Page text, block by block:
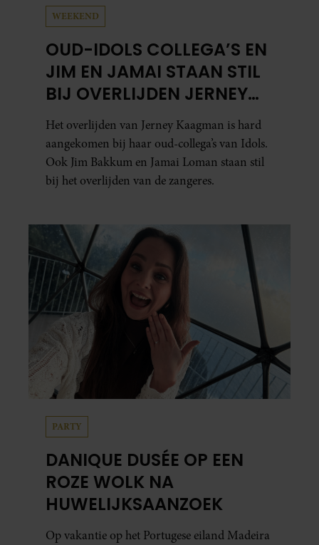
WEEKEND
OUD-IDOLS COLLEGA’S EN
JIM EN JAMAI STAAN STIL
BIJ OVERLIJDEN JERNEY
KAAGMAN
Het overlijden van Jerney Kaagman is hard
aangekomen bij haar oud-collega’s van Idols.
Ook Jim Bakkum en Jamai Loman staan stil
bij het overlijden van de zangeres.
PARTY
DANIQUE DUSÉE OP EEN
ROZE WOLK NA
HUWELIJKSAANZOEK
Op vakantie op het Portugese eiland Madeira